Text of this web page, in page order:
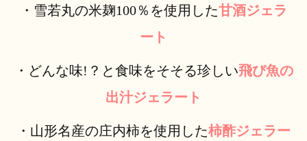
・雪若丸の米麹100％を使用した甘酒ジェラ
ート
・どんな味!？と食味をそそる珍しい飛び魚の
出汁ジェラート
・山形名産の庄内柿を使用した柿酢ジェラー